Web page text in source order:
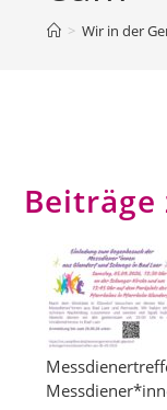
> Wir in der
Beiträge